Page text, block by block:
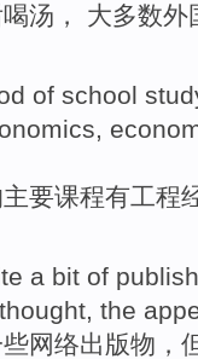
喝汤 ， 大多数外
of school
,
主要课程有工程
a bit of
, the
网络出版物 ，